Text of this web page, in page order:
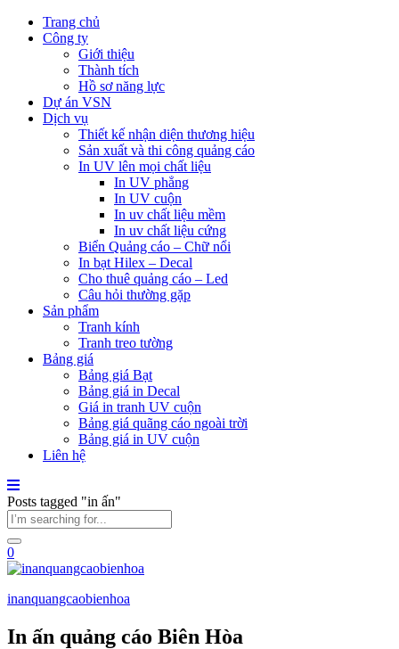
Trang chủ
Công ty
Giới thiệu
Thành tích
Hồ sơ năng lực
Dự án VSN
Dịch vụ
Thiết kế nhận diện thương hiệu
Sản xuất và thi công quảng cáo
In UV lên mọi chất liệu
In UV phẳng
In UV cuộn
In uv chất liệu mềm
In uv chất liệu cứng
Biển Quảng cáo – Chữ nổi
In bạt Hilex – Decal
Cho thuê quảng cáo – Led
Câu hỏi thường gặp
Sản phẩm
Tranh kính
Tranh treo tường
Bảng giá
Bảng giá Bạt
Bảng giá in Decal
Giá in tranh UV cuộn
Bảng giá quãng cáo ngoài trời
Bảng giá in UV cuộn
Liên hệ
Posts tagged "in ấn"
0
inanquangcaobienhoa
In ấn quảng cáo Biên Hòa